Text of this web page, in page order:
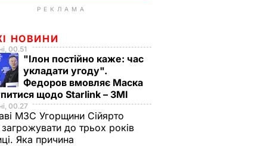
РЕКЛАМА
НОВИНИ
00.51
"Ілон постійно каже: час
укладати угоду".
Федоров вмовляє Маска
щодо Starlink – ЗМІ
00.27
МЗС Угорщини Сійярто
до трьох років
Яка причина